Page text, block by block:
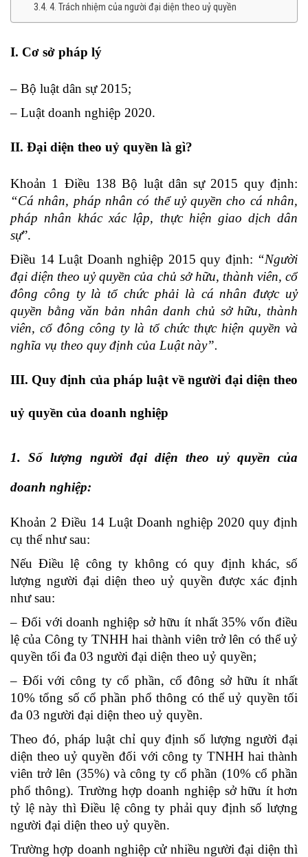
4. Trách nhiệm của người đại diện theo uỷ quyền
I. Cơ sở pháp lý
– Bộ luật dân sự 2015;
– Luật doanh nghiệp 2020.
II. Đại diện theo uỷ quyền là gì?
Khoản 1 Điều 138 Bộ luật dân sự 2015 quy định:
“Cá nhân, pháp nhân có thể uỷ quyền cho cá nhân,
pháp nhân khác xác lập, thực hiện giao dịch dân
sự”.
Điều 14 Luật Doanh nghiệp 2015 quy định: “Người
đại diện theo uỷ quyền của chủ sở hữu, thành viên, cổ
đông công ty là tổ chức phải là cá nhân được uỷ
quyền bằng văn bản nhân danh chủ sở hữu, thành
viên, cổ đông công ty là tổ chức thực hiện quyền và
nghĩa vụ theo quy định của Luật này”.
III. Quy định của pháp luật về người đại diện theo
uỷ quyền của doanh nghiệp
1. Số lượng người đại diện theo uỷ quyền của
doanh nghiệp:
Khoản 2 Điều 14 Luật Doanh nghiệp 2020 quy định
cụ thể như sau:
Nếu Điều lệ công ty không có quy định khác, số
lượng người đại diện theo uỷ quyền được xác định
như sau:
– Đối với doanh nghiệp sở hữu ít nhất 35% vốn điều
lệ của Công ty TNHH hai thành viên trở lên có thể uỷ
quyền tối đa 03 người đại diện theo uỷ quyền;
– Đối với công ty cổ phần, cổ đông sở hữu ít nhất
10% tổng số cổ phần phổ thông có thể uỷ quyền tối
đa 03 người đại diện theo uỷ quyền.
Theo đó, pháp luật chỉ quy định số lượng người đại
diện theo uỷ quyền đối với công ty TNHH hai thành
viên trở lên (35%) và công ty cổ phần (10% cổ phần
phổ thông). Trường hợp doanh nghiệp sở hữu ít hơn
tỷ lệ này thì Điều lệ công ty phải quy định số lượng
người đại diện theo uỷ quyền.
Trường hợp doanh nghiệp cử nhiều người đại diện thì